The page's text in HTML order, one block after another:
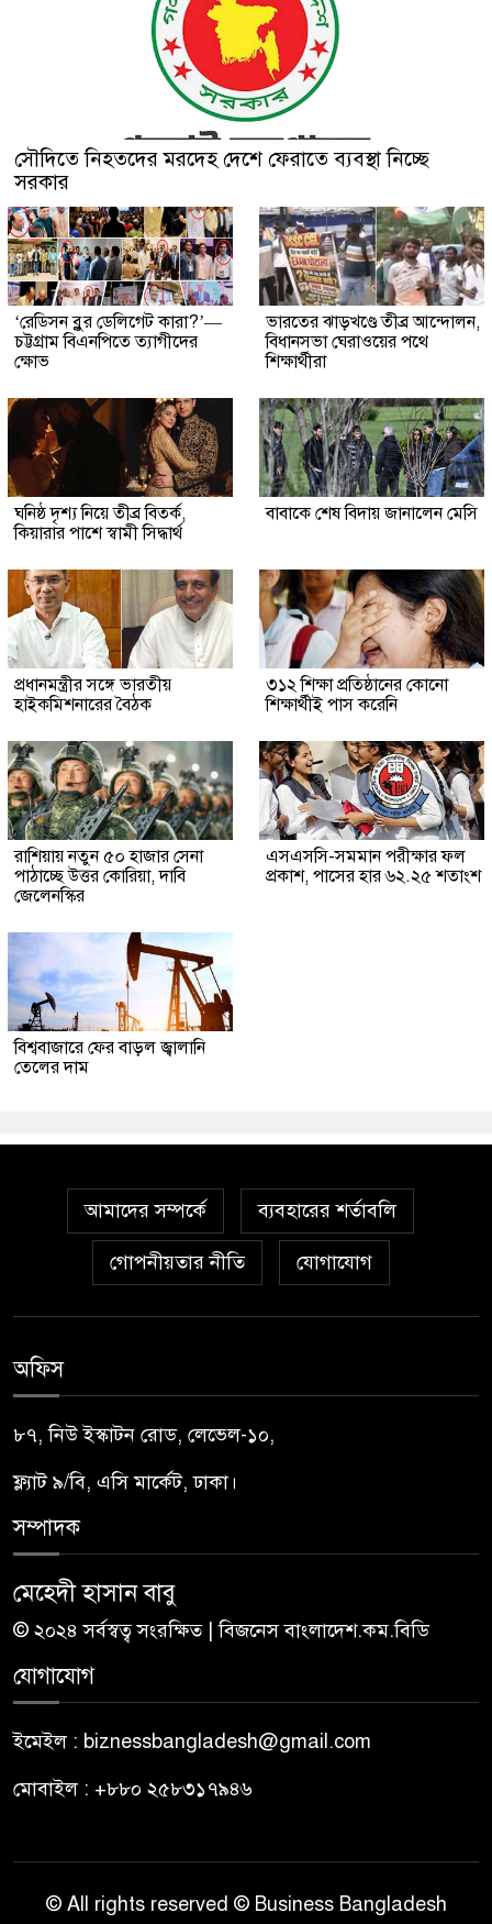
সৌদিতে নিহতদের মরদেহ দেশে ফেরাতে ব্যবস্থা নিচ্ছে
সরকার
‘রেডিসন ব্লুর ডেলিগেট কারা?’—
চট্টগ্রাম বিএনপিতে ত্যাগীদের
ক্ষোভ
ভারতের ঝাড়খণ্ডে তীব্র আন্দোলন,
বিধানসভা ঘেরাওয়ের পথে
শিক্ষার্থীরা
ঘনিষ্ঠ দৃশ্য নিয়ে তীব্র বিতর্ক,
কিয়ারার পাশে স্বামী সিদ্ধার্থ
বাবাকে শেষ বিদায় জানালেন মেসি
প্রধানমন্ত্রীর সঙ্গে ভারতীয়
হাইকমিশনারের বৈঠক
৩১২ শিক্ষা প্রতিষ্ঠানের কোনো
শিক্ষার্থীই পাস করেনি
রাশিয়ায় নতুন ৫০ হাজার সেনা
পাঠাচ্ছে উত্তর কোরিয়া, দাবি
জেলেনস্কির
এসএসসি-সমমান পরীক্ষার ফল
প্রকাশ, পাসের হার ৬২.২৫ শতাংশ
বিশ্ববাজারে ফের বাড়ল জ্বালানি
তেলের দাম
আমাদের সম্পর্কে ব্যবহারের শর্তাবলি
গোপনীয়তার নীতি যোগাযোগ
অফিস
৮৭, নিউ ইস্কাটন রোড, লেভেল-১০,
ফ্ল্যাট ৯/বি, এসি মার্কেট, ঢাকা।
সম্পাদক
মেহেদী হাসান বাবু
© ২০২৪ সর্বস্বত্ব সংরক্ষিত | বিজনেস বাংলাদেশ.কম.বিডি
যোগাযোগ
ইমেইল : biznessbangladesh@gmail.com
মোবাইল : +৮৮০ ২৫৮৩১৭৯৪৬
© All rights reserved © Business Bangladesh